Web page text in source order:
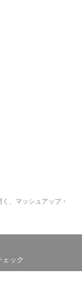
、マッシュアップ・
ェック